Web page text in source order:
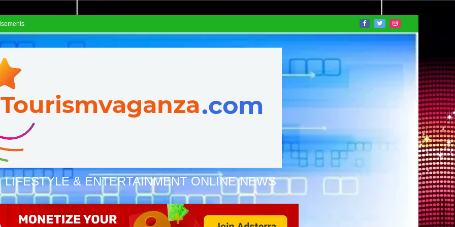
LIFESTYLE & ENTERTAINMENT ONLINE NEWS